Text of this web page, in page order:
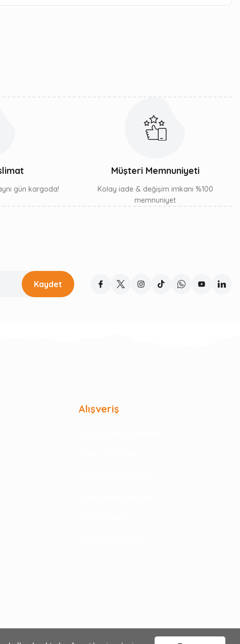
Sepete Ekle
gün kargoda!
Müşteri Memnuniyeti
Kolay iade & değişim imkanı %100
memnuniyet
Kaydet
Alışveriş